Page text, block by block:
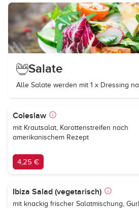
Salate
Alle Salate werden mit 1 x Dressing
Coleslaw
mit Krautsalat, Karottenstreifen nach
amerikanischem Rezept
4,25 €
Ibiza Salad (vegetarisch)
mit knackig frischer Salatmischung,